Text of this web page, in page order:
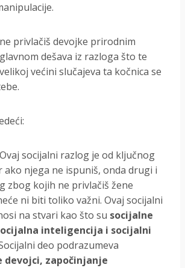
privlačiš devojke prirodnim
dešava iz razloga što te
većini slučajeva ta kočnica se
Ovaj socijalni razlog je od ključnog
ako njega ne ispuniš, onda drugi i
zbog kojih ne privlačiš žene
ni biti toliko važni. Ovaj socijalni
na stvari kao što su socijalne
inteligencija i socijalni
deo podrazumeva
devojci, započinjanje